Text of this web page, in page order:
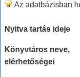
Az adatbázisban
Nyitva tartás ideje
Könyvtáros neve,
elérhetőségei